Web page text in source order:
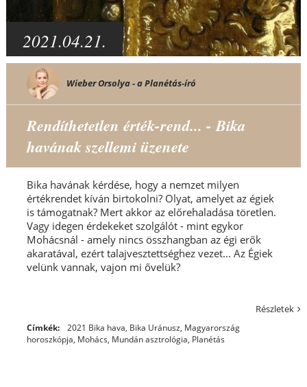
2021.04.21.
Wieber Orsolya - a Planétás-író
Rendíthetetlen érték-rend... - Bika
havának szellemi üzenete
Bika havának kérdése, hogy a nemzet milyen
értékrendet kíván birtokolni? Olyat, amelyet az égiek
is támogatnak? Mert akkor az előrehaladása töretlen.
Vagy idegen érdekeket szolgálót - mint egykor
Mohácsnál - amely nincs összhangban az égi erők
akaratával, ezért talajvesztettséghez vezet... Az Égiek
velünk vannak, vajon mi ővelük?
Részletek
Címkék: 2021 Bika hava, Bika Uránusz, Magyarország
horoszkópja, Mohács, Mundán asztrológia, Planétás